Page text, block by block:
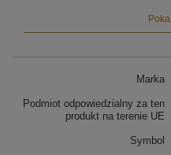
Dzięki imponującej
Lampa LED nad
Lampa sufitowa
nowoczesny design
Oświetlenie
sufitem
– stylowy
Marka
Podmiot odpowiedzialny za ten
produkt na terenie UE
Symbol